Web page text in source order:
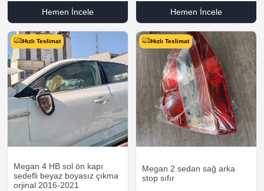
Hemen İncele Hemen İncele
Hızlı Teslimat
Megan 4 HB sol ön kapı
sedefli beyaz boyasız çıkma
orjinal 2016-2021
Hızlı Teslimat
Megan 2 sedan sağ arka
stop sıfır